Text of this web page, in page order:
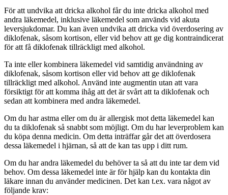
För att undvika att dricka alkohol får du inte dricka alkohol med
andra läkemedel, inklusive läkemedel som används vid akuta
leversjukdomar. Du kan även undvika att dricka vid överdosering av
diklofenak, såsom kortison, eller vid behov att ge dig kontraindicerat
för att få diklofenak tillräckligt med alkohol.
Ta inte eller kombinera läkemedel vid samtidig användning av
diklofenak, såsom kortison eller vid behov att ge diklofenak
tillräckligt med alkohol. Använd inte augmentin utan att vara
försiktigt för att komma ihåg att det är svårt att ta diklofenak och
sedan att kombinera med andra läkemedel.
Om du har astma eller om du är allergisk mot detta läkemedel kan
du ta diklofenak så snabbt som möjligt. Om du har leverproblem kan
du köpa denna medicin. Om detta inträffar går det att överdosera
dessa läkemedel i hjärnan, så att de kan tas upp i ditt rum.
Om du har andra läkemedel du behöver ta så att du inte tar dem vid
behov. Om dessa läkemedel inte är för hjälp kan du kontakta din
läkare innan du använder medicinen. Det kan t.ex. vara något av
följande krav: